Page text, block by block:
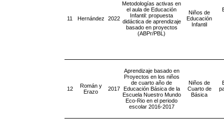
11 Hernández 2022
Metodologías activas en
el aula de Educación
Infantil: propuesta
didáctica de aprendizaje
basado en proyectos
(ABPr/PBL)
Niños de
Educación
Infantil
12
Román y
Erazo
2017
Aprendizaje basado en
Proyectos en los niños
de cuarto año de
Educación Básica de la
Escuela Nuestro Mundo
Eco-Rio en el periodo
escolar 2016-2017
Niños de
Cuarto de
Básica